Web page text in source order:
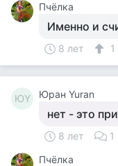
Пчёлка
Именно и
8 лет 1
ЮY Юран Yuran
нет - это
8 лет 1
Пчёлка